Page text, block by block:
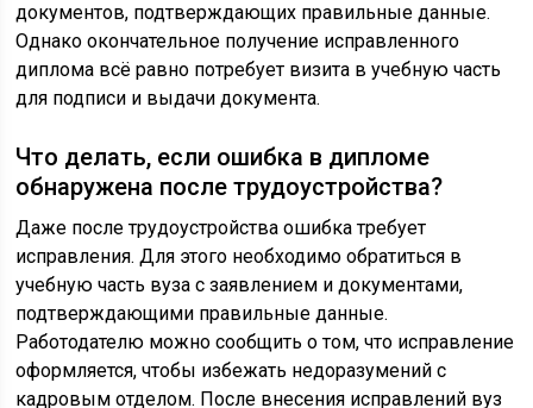
документов, подтверждающих правильные данные.
Однако окончательное получение исправленного
диплома всё равно потребует визита в учебную часть
для подписи и выдачи документа.
Что делать, если ошибка в дипломе
обнаружена после трудоустройства?
Даже после трудоустройства ошибка требует
исправления. Для этого необходимо обратиться в
учебную часть вуза с заявлением и документами,
подтверждающими правильные данные.
Работодателю можно сообщить о том, что исправление
оформляется, чтобы избежать недоразумений с
кадровым отделом. После внесения исправлений вуз